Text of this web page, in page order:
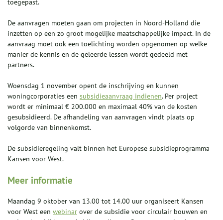
toegepast.
De aanvragen moeten gaan om projecten in Noord-Holland die
inzetten op een zo groot mogelijke maatschappelijke impact. In de
aanvraag moet ook een toelichting worden opgenomen op welke
manier de kennis en de geleerde lessen wordt gedeeld met
partners.
Woensdag 1 november opent de inschrijving en kunnen
woningcorporaties een subsidieaanvraag indienen. Per project
wordt er minimaal € 200.000 en maximaal 40% van de kosten
gesubsidieerd. De afhandeling van aanvragen vindt plaats op
volgorde van binnenkomst.
De subsidieregeling valt binnen het Europese subsidieprogramma
Kansen voor West.
Meer informatie
Maandag 9 oktober van 13.00 tot 14.00 uur organiseert Kansen
voor West een webinar over de subsidie voor circulair bouwen en